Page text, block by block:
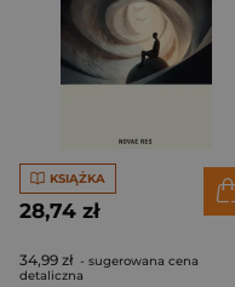
KSIĄŻKA
28,74 zł
34,99 zł - sugerowana cena
detaliczna